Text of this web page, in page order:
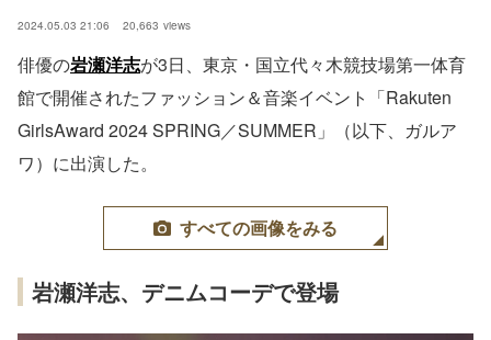
2024.05.03 21:06 20,663 views
俳優の岩瀬洋志が3日、東京・国立代々木競技場第一体育
館で開催されたファッション＆音楽イベント「Rakuten
GirlsAward 2024 SPRING／SUMMER」（以下、ガルア
ワ）に出演した。
すべての画像をみる
岩瀬洋志、デニムコーデで登場